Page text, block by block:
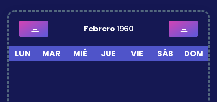
← Febrero1960 →
LUN MAR MIÉ JUE VIE SÁB DOM